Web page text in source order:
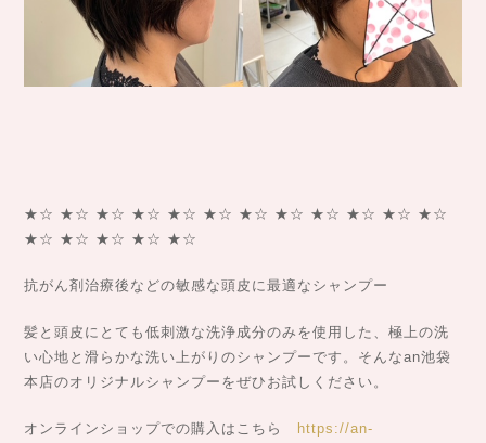
★☆ ★☆ ★☆ ★☆ ★☆ ★☆ ★☆ ★☆ ★☆ ★☆ ★☆ ★☆
★☆ ★☆ ★☆ ★☆ ★☆
抗がん剤治療後などの敏感な頭皮に最適なシャンプー
髪と頭皮にとても低刺激な洗浄成分のみを使用した、極上の洗
い心地と滑らかな洗い上がりのシャンプーです。そんなan池袋
本店のオリジナルシャンプーをぜひお試しください。
オンラインショップでの購入はこちら
https://an-